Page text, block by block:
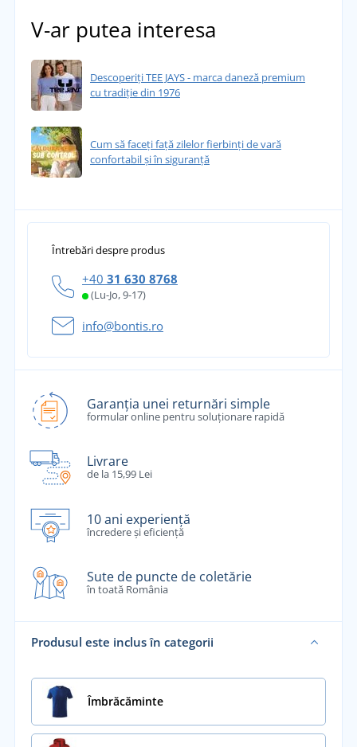
V-ar putea interesa
Descoperiți TEE JAYS - marca daneză premium
cu tradiție din 1976
Cum să faceți față zilelor fierbinți de vară
confortabil și în siguranță
Întrebări despre produs
+40 31 630 8768
(Lu-Jo, 9-17)
info@bontis.ro
Garanția unei returnări simple
formular online pentru soluționare rapidă
Livrare
de la 15,99 Lei
10 ani experiență
încredere și eficiență
Sute de puncte de coletărie
în toată România
Produsul este inclus în categorii
Îmbrăcăminte